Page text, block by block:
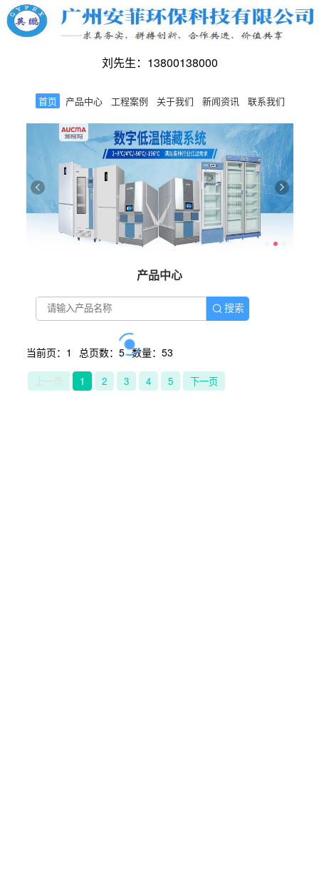
刘先生：13800138000
首页 产品中心 工程案例 关于我们 新闻资讯 联系我们
产品中心
当前页：1 总页数：5 数量：53
上一页 1 2 3 4 5 下一页
搜索